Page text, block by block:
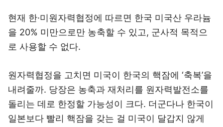
현재 한·미원자력협정에 따르면 한국 미국산 우라늄
을 20% 미만으로만 농축할 수 있고, 군사적 목적으
로 사용할 수 없다.
원자력협정을 고치면 미국이 한국의 핵잠에 ‘축복’을
내려줄까. 당장은 농축과 재처리를 원자력발전소를
돌리는 데로 한정할 가능성이 크다. 더군다나 한국이
일본보다 빨리 핵잠을 갖는 걸 미국이 달갑지 않게